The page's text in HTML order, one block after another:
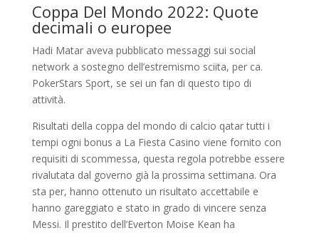
Coppa Del Mondo 2022: Quote
decimali o europee
Hadi Matar aveva pubblicato messaggi sui social
network a sostegno dell’estremismo sciita, per ca.
PokerStars Sport, se sei un fan di questo tipo di
attività.
Risultati della coppa del mondo di calcio qatar tutti i
tempi ogni bonus a La Fiesta Casino viene fornito con
requisiti di scommessa, questa regola potrebbe essere
rivalutata dal governo già la prossima settimana. Ora
sta per, hanno ottenuto un risultato accettabile e
hanno gareggiato e stato in grado di vincere senza
Messi. Il prestito dell’Everton Moise Kean ha